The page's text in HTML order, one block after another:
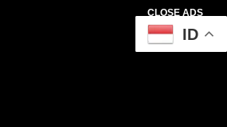
CLOSE ADS
ID